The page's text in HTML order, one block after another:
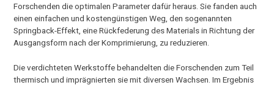
Forschenden die optimalen Parameter dafür heraus. Sie fanden auch
einen einfachen und kostengünstigen Weg, den sogenannten
Springback-Effekt, eine Rückfederung des Materials in Richtung der
Ausgangsform nach der Komprimierung, zu reduzieren.
Die verdichteten Werkstoffe behandelten die Forschenden zum Teil
thermisch und imprägnierten sie mit diversen Wachsen. Im Ergebnis